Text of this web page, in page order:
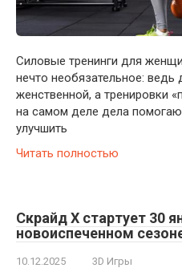
Силовые тренинги для
нечто необязательное:
женственной, а тренировки
на самом деле дела
улучшить
Читать полностью
Скрайд X стартует 30
новоиспеченном
10.12.2025 3D Игры